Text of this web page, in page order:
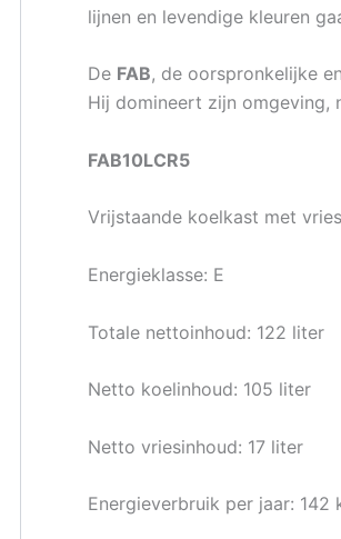
lijnen en levendige kleuren
De FAB, de oorspronkelijke
Hij domineert zijn omgeving,
FAB10LCR5
Vrijstaande koelkast met
Energieklasse: E
Totale nettoinhoud: 122 liter
Netto koelinhoud: 105 liter
Netto vriesinhoud: 17 liter
Energieverbruik per jaar: 142